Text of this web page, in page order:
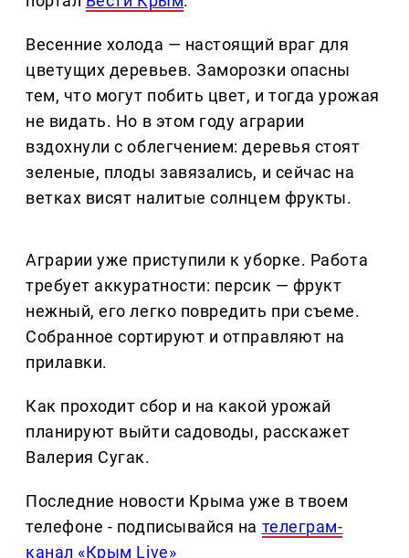
Весенние холода — настоящий враг для
цветущих деревьев. Заморозки опасны
тем, что могут побить цвет, и тогда урожая
не видать. Но в этом году аграрии
вздохнули с облегчением: деревья стоят
зеленые, плоды завязались, и сейчас на
ветках висят налитые солнцем фрукты.
Аграрии уже приступили к уборке. Работа
требует аккуратности: персик — фрукт
нежный, его легко повредить при съеме.
Собранное сортируют и отправляют на
прилавки.
Как проходит сбор и на какой урожай
планируют выйти садоводы, расскажет
Валерия Сугак.
Последние новости Крыма уже в твоем
телефоне - подписывайся на телеграм-
канал «Крым Live»